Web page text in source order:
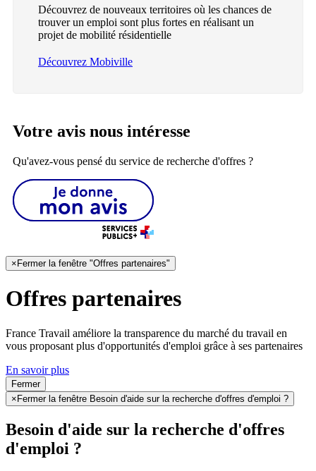
Découvrez de nouveaux territoires où les chances de
trouver un emploi sont plus fortes en réalisant un
projet de mobilité résidentielle
Découvrez Mobiville
Votre avis nous intéresse
Qu'avez-vous pensé du service de recherche d'offres ?
× Fermer la fenêtre "Offres partenaires"
Offres partenaires
France Travail améliore la transparence du marché du travail en
vous proposant plus d'opportunités d'emploi grâce à ses partenaires
En savoir plus
Fermer
× Fermer la fenêtre Besoin d'aide sur la recherche d'offres d'emploi ?
Besoin d'aide sur la recherche d'offres
d'emploi ?